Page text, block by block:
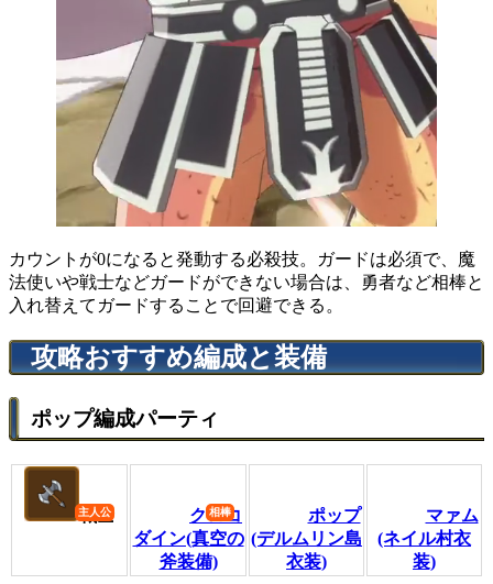
カウントが0になると発動する必殺技。ガードは必須で、魔
法使いや戦士などガードができない場合は、勇者など相棒と
入れ替えてガードすることで回避できる。
攻略おすすめ編成と装備
ポップ編成パーティ
戦士
クロコ
ダイン(真空の
斧装備)
ポップ
(デルムリン島
衣装)
マァム
(ネイル村衣
装)